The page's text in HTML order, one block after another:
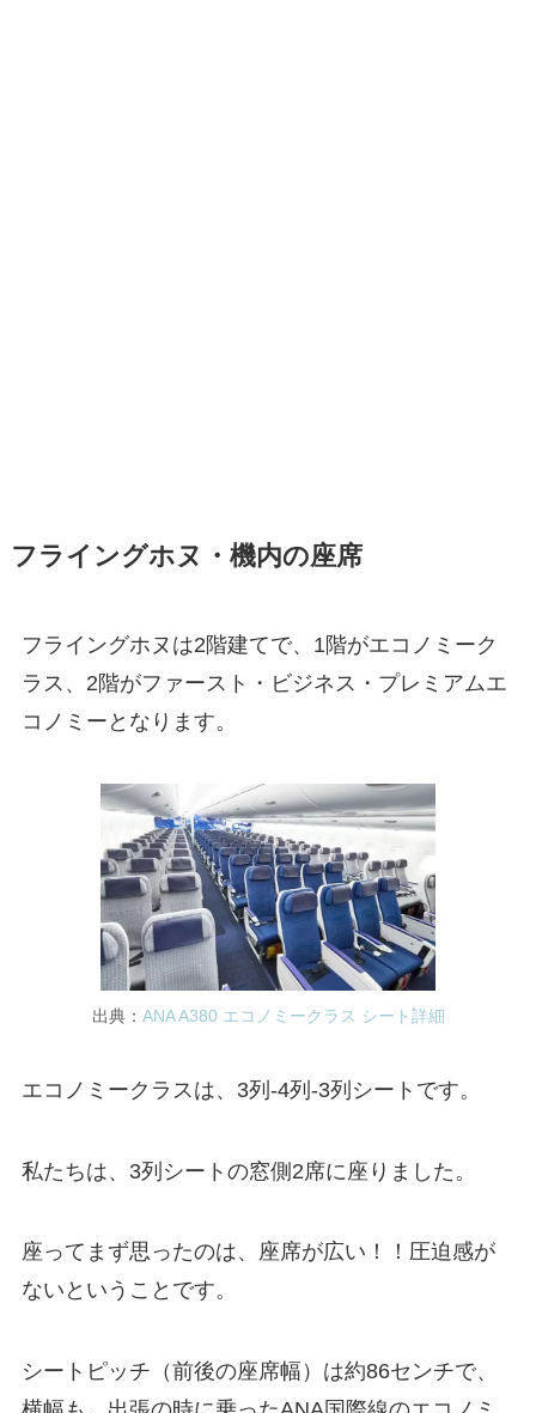
フライングホヌ・機内の座席
フライングホヌは2階建てで、1階がエコノミーク
ラス、2階がファースト・ビジネス・プレミアムエ
コノミーとなります。
出典： ANA A380 エコノミークラス シート詳細
エコノミークラスは、3列-4列-3列シートです。
私たちは、3列シートの窓側2席に座りました。
座ってまず思ったのは、座席が広い！！圧迫感が
ないということです。
シートピッチ（前後の座席幅）は約86センチで、